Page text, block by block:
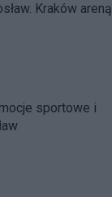
Kraków areną
sportowe i